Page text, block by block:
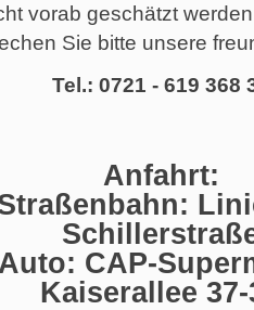
vorab geschätzt
Sie bitte unsere
Tel.: 0721 - 619 368
Anfahrt:
CAP-
Kaiserallee 37-